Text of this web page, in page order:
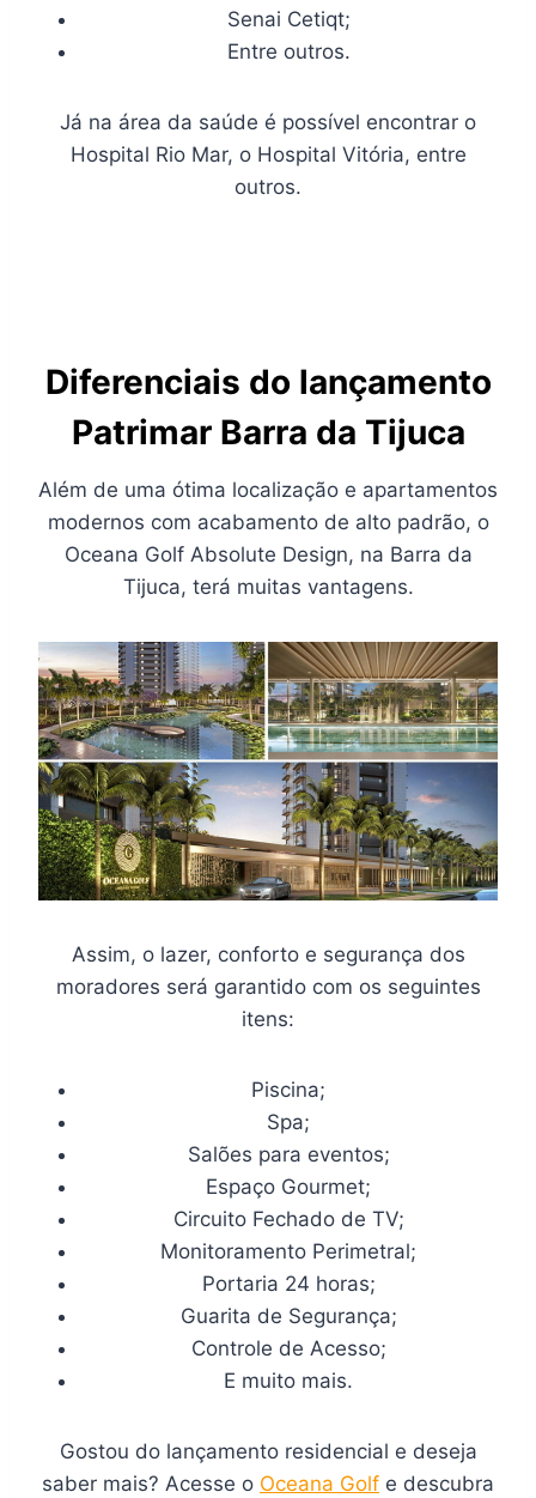
Senai Cetiqt;
Entre outros.
Já na área da saúde é possível encontrar o
Hospital Rio Mar, o Hospital Vitória, entre
outros.
Diferenciais do lançamento
Patrimar Barra da Tijuca
Além de uma ótima localização e apartamentos
modernos com acabamento de alto padrão, o
Oceana Golf Absolute Design, na Barra da
Tijuca, terá muitas vantagens.
Assim, o lazer, conforto e segurança dos
moradores será garantido com os seguintes
itens:
Piscina;
Spa;
Salões para eventos;
Espaço Gourmet;
Circuito Fechado de TV;
Monitoramento Perimetral;
Portaria 24 horas;
Guarita de Segurança;
Controle de Acesso;
E muito mais.
Gostou do lançamento residencial e deseja
saber mais? Acesse o Oceana Golf e descubra